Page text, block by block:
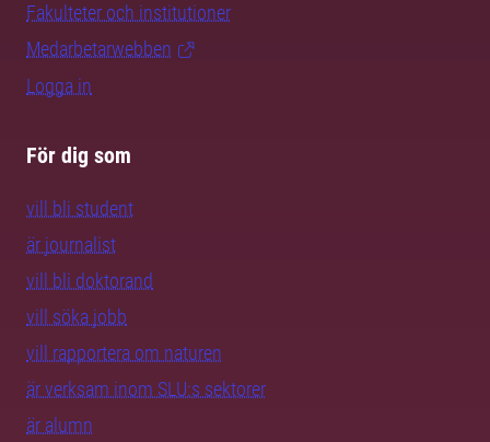
Fakulteter och institutioner
Medarbetarwebben
Logga in
För dig som
vill bli student
är journalist
vill bli doktorand
vill söka jobb
vill rapportera om naturen
är verksam inom SLU:s sektorer
är alumn